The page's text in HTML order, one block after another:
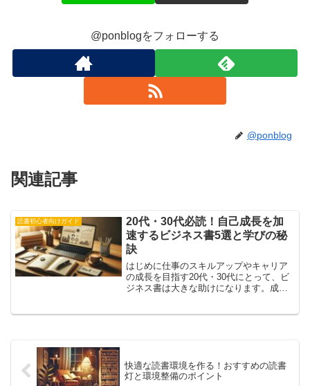
@ponblogをフォローする
@ponblog
関連記事
読書初心者向けガイド
20代・30代必読！自己成長を加
速するビジネス書5選と学びの秘
訣
はじめに仕事のスキルアップやキャリア
の成長を目指す20代・30代にとって、ビ
ジネス書は大きな助けになります。成功
快適な読書環境を作る！おすすめの読書
灯と環境整備のポイント